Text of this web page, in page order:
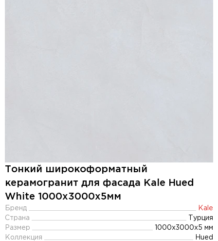
Тонкий широкоформатный
керамогранит для фасада Kale Hued
White 1000x3000х5мм
Бренд
Kale
Страна
Турция
Размер
1000x3000x5 мм
Коллекция
Hued